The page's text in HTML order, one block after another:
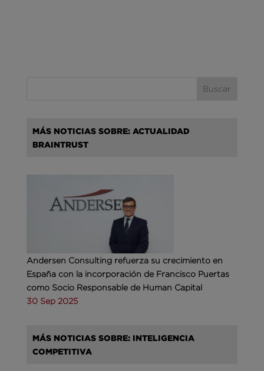
MÁS NOTICIAS SOBRE: ACTUALIDAD
BRAINTRUST
Andersen Consulting refuerza su crecimiento en
España con la incorporación de Francisco Puertas
como Socio Responsable de Human Capital
30 Sep 2025
MÁS NOTICIAS SOBRE: INTELIGENCIA
COMPETITIVA